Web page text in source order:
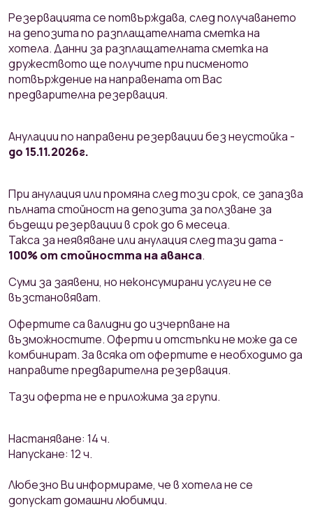
Резервацията се потвърждава, след получаването
на депозита по разплащателната сметка на
хотела. Данни за разплащателната сметка на
дружеството ще получите при писменото
потвърждение на направената от Вас
предварителна резервация.
Анулации по направени резервации без неустойка -
до 15.11.2026г.
При анулация или промяна след този срок, се запазва
пълната стойност на депозита за ползване за
бъдещи резервации в срок до 6 месеца.
Такса за неявяване или анулация след тази дата -
100% от стойността на аванса.
Суми за заявени, но неконсумирани услуги не се
възстановяват.
Офертите са валидни до изчерпване на
възможностите. Оферти и отстъпки не може да се
комбинират. За всяка от офертите е необходимо да
направите предварителна резервация.
Тази оферта не е приложима за групи.
Настаняване: 14 ч.
Напускане: 12 ч.
Любезно Ви информираме, че в хотела не се
допускат домашни любимци.